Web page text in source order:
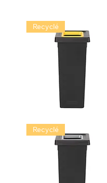
Recyclé
Recyclé